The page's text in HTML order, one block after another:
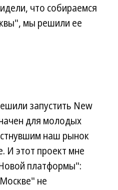
что собираемся
мы решили ее
запустить New
для молодых
наш рынок
И этот проект мне
платформы":
не